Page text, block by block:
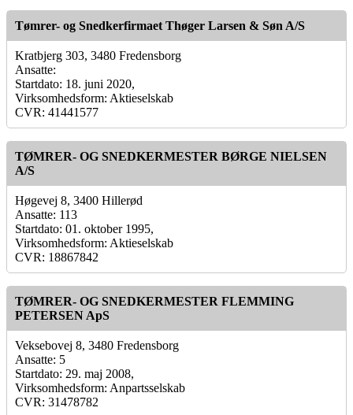
Tømrer- og Snedkerfirmaet Thøger Larsen & Søn A/S
Kratbjerg 303, 3480 Fredensborg
Ansatte:
Startdato: 18. juni 2020,
Virksomhedsform: Aktieselskab
CVR: 41441577
TØMRER- OG SNEDKERMESTER BØRGE NIELSEN
A/S
Høgevej 8, 3400 Hillerød
Ansatte: 113
Startdato: 01. oktober 1995,
Virksomhedsform: Aktieselskab
CVR: 18867842
TØMRER- OG SNEDKERMESTER FLEMMING
PETERSEN ApS
Veksebovej 8, 3480 Fredensborg
Ansatte: 5
Startdato: 29. maj 2008,
Virksomhedsform: Anpartsselskab
CVR: 31478782